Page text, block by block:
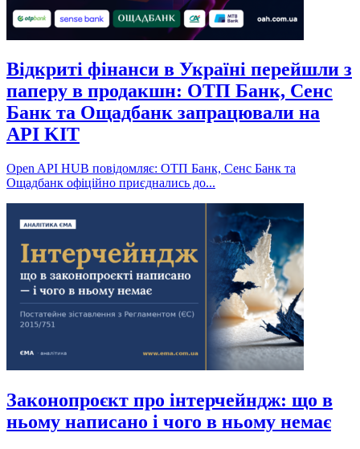
Відкриті фінанси в Україні перейшли з
паперу в продакшн: ОТП Банк, Сенс
Банк та Ощадбанк запрацювали на
API KIT
Open API HUB повідомляє: ОТП Банк, Сенс Банк та
Ощадбанк офіційно приєднались до...
Законопроєкт про інтерчейндж: що в
ньому написано і чого в ньому немає